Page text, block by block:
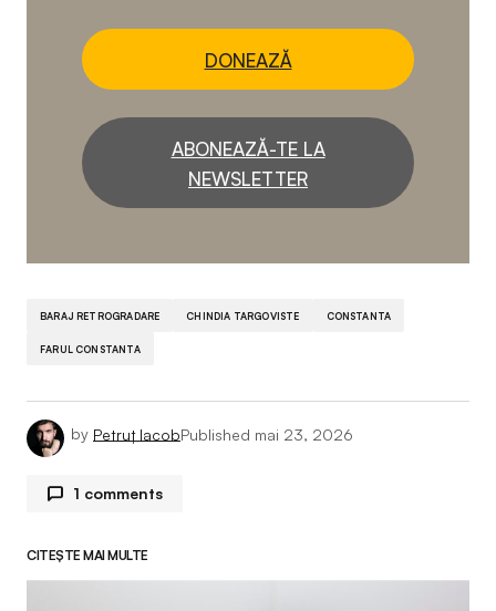
DONEAZĂ
ABONEAZĂ-TE LA
NEWSLETTER
BARAJ RETROGRADARE CHINDIA TARGOVISTE CONSTANTA
FARUL CONSTANTA
by Petruț IacobPublished mai 23, 2026
1 comments
CITEȘTE MAI MULTE